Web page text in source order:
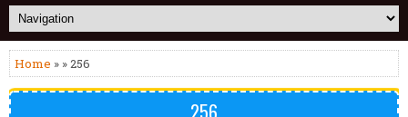
Home » » 256